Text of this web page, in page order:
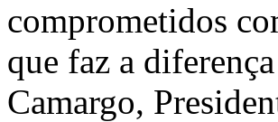
comprometidos
que faz a
Camargo,